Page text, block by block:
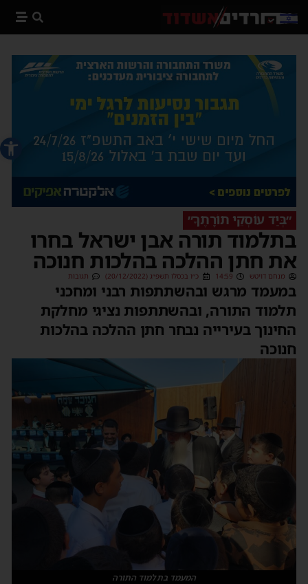
פתח
״בְּיַד עוֹסְקֵי תוֹרָתֶךָ״
בתלמוד תורה אבן ישראל בחרו
את חתן ההלכה בהלכות חנוכה
מנחם דויטש 14:59 כ״ו בכסלו תשפ״ג (20/12/2022) תגובות
במעמד מרגש ובהשתתפות רבני ומחכני
תלמוד התורה, ובהשתתפות נציגי מחלקת
החינוך בעירייה נבחר חתן ההלכה בהלכות
חנוכה
המעמד בתלמוד התורה